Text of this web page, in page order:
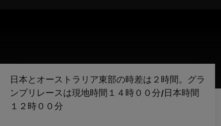
日本とオーストラリア東部の時差は２時間。グラ
ンプリレースは現地時間１４時００分/日本時間
１２時００分